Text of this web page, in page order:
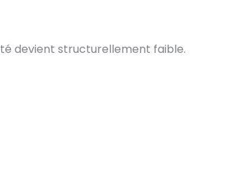
devient structurellement faible.